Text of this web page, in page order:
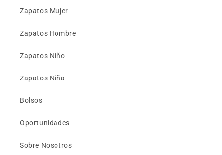
Zapatos Mujer
Zapatos Hombre
Zapatos Niño
Zapatos Niña
Bolsos
Oportunidades
Sobre Nosotros